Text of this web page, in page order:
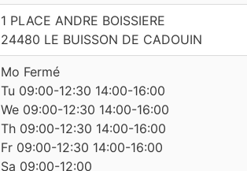
1 PLACE ANDRE BOISSIERE
24480 LE BUISSON DE CADOUIN
Mo Fermé
Tu 09:00-12:30 14:00-16:00
We 09:00-12:30 14:00-16:00
Th 09:00-12:30 14:00-16:00
Fr 09:00-12:30 14:00-16:00
Sa 09:00-12:00